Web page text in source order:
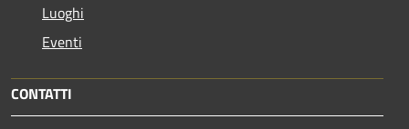
Luoghi
Eventi
CONTATTI